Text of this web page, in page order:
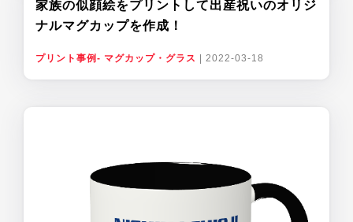
家族の似顔絵をプリントして出産祝いのオリジ
ナルマグカップを作成！
プリント事例- マグカップ・グラス 2022-03-18